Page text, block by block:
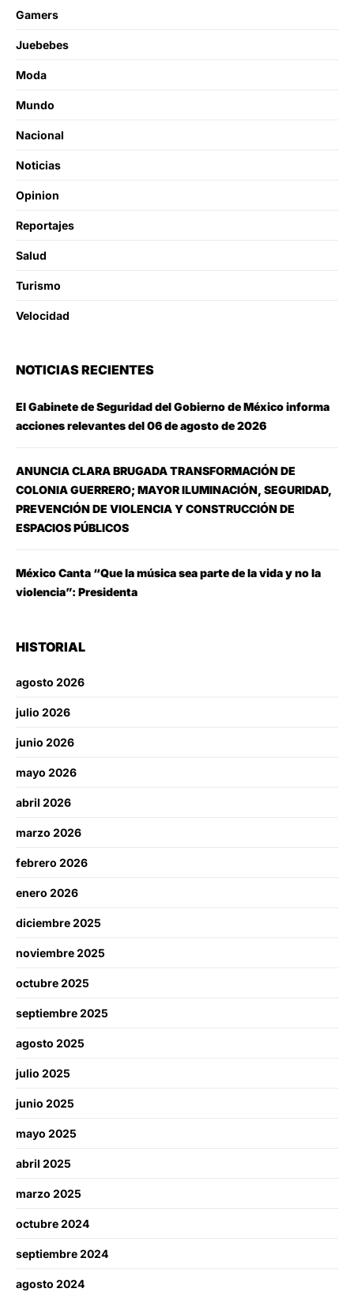
Gamers
Juebebes
Moda
Mundo
Nacional
Noticias
Opinion
Reportajes
Salud
Turismo
Velocidad
NOTICIAS RECIENTES
El Gabinete de Seguridad del Gobierno de México informa
acciones relevantes del 06 de agosto de 2026
ANUNCIA CLARA BRUGADA TRANSFORMACIÓN DE
COLONIA GUERRERO; MAYOR ILUMINACIÓN, SEGURIDAD,
PREVENCIÓN DE VIOLENCIA Y CONSTRUCCIÓN DE
ESPACIOS PÚBLICOS
México Canta “Que la música sea parte de la vida y no la
violencia”: Presidenta
HISTORIAL
agosto 2026
julio 2026
junio 2026
mayo 2026
abril 2026
marzo 2026
febrero 2026
enero 2026
diciembre 2025
noviembre 2025
octubre 2025
septiembre 2025
agosto 2025
julio 2025
junio 2025
mayo 2025
abril 2025
marzo 2025
octubre 2024
septiembre 2024
agosto 2024